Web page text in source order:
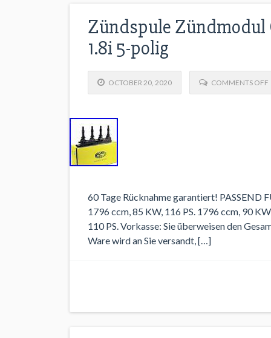
Zündspule Zündmodul
1.8i 5-polig
OCTOBER 20, 2020 COMMENTS OFF
60 Tage Rücknahme garantiert! PASSEND
1796 ccm, 85 KW, 116 PS. 1796 ccm, 90
110 PS. Vorkasse: Sie überweisen den
Ware wird an Sie versandt, […]